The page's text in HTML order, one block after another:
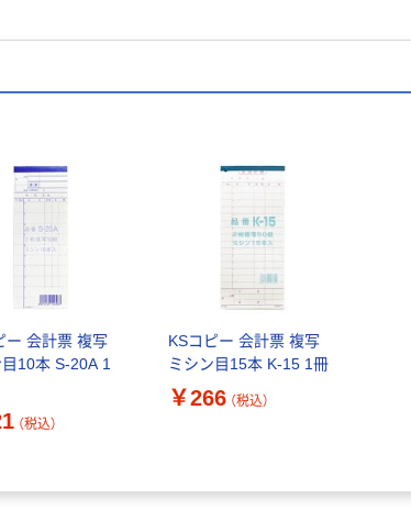
ー 会計票 複写
目10本 S-20A 1
（税込）
KSコピー 会計票 複写
ミシン目15本 K-15 1冊
￥266 （税込）